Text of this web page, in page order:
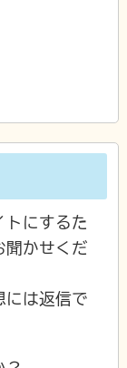
トにするた
聞かせくだ
には返信で